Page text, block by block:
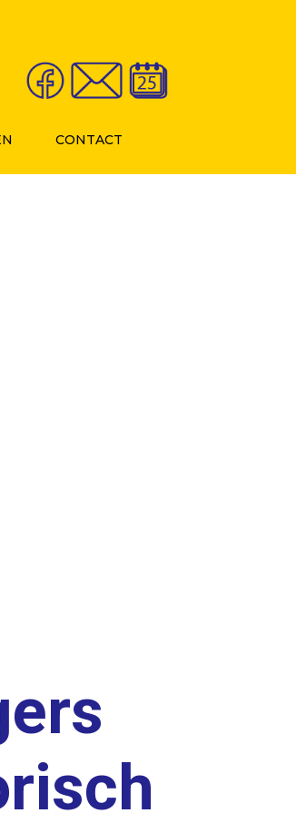
CONTACT